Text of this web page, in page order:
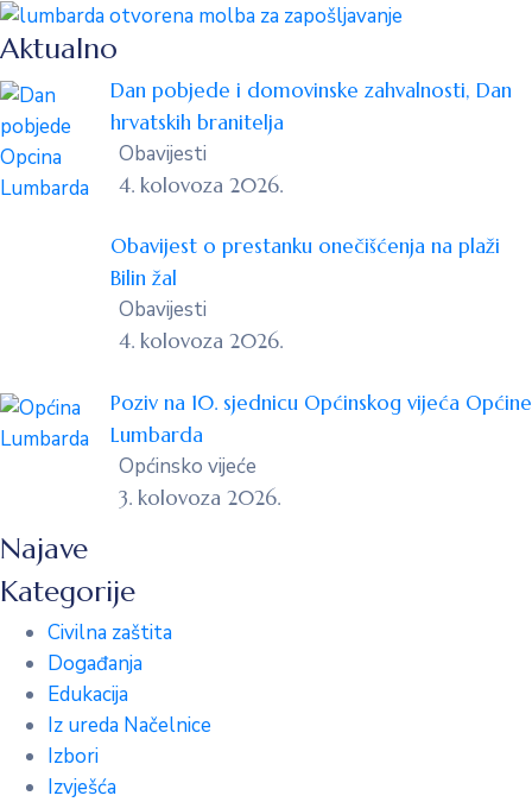
Aktualno
Dan pobjede i domovinske zahvalnosti, Dan
hrvatskih branitelja
Obavijesti
4. kolovoza 2026.
Obavijest o prestanku onečišćenja na plaži
Bilin žal
Obavijesti
4. kolovoza 2026.
Poziv na 10. sjednicu Općinskog vijeća Općine
Lumbarda
Općinsko vijeće
3. kolovoza 2026.
Najave
Kategorije
Civilna zaštita
Događanja
Edukacija
Iz ureda Načelnice
Izbori
Izvješća